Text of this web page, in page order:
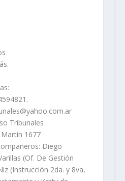
Tribunales
Martín 1677
Diego
(Of. De Gestión
(Instrucción 2da. y 8va,